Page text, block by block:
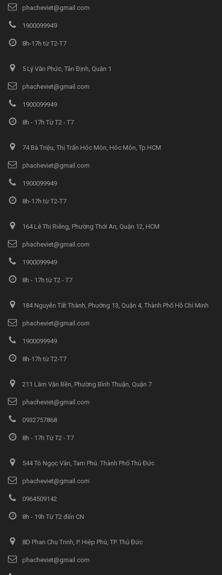
phacheviet@gmail.com
1900099949
8h-17h từ T2-T7
5 Lý Văn Phức, Tân Định, Quận 1
phacheviet@gmail.com
1900099949
8h - 17h Từ T2 - T7
74 Bà Triệu, Thị Trấn Hóc Môn, Hóc Môn, Tp.HCM
phacheviet@gmail.com
1900099949
8h-17h từ T2-T7
164 Lê Thị Riêng, Phường Thới An, Quận 12, HCM
phacheviet@gmail.com
1900099949
8h - 17h từ T2 - T7
184 Nguyễn Tất Thành, Phường 13, Quận 4, Thành Phố Hồ Chí Minh
phacheviet@gmail.com
1900099949
8h-17h từ T2-T7
211 Lâm Văn Bền, Phường Bình Thuận, Quận 7
phacheviet@gmail.com
0932757868
8h - 17h Từ T2 - T7
544 Tô Ngọc Vân, Tam Phú. Thành Phố Thủ Đức
phacheviet@gmail.com
0964509142
8h - 19h Từ T2 đến CN
8D Phan Chu Trinh, P. Hiệp Phú, TP. Thủ Đức
phacheviet@gmail.com